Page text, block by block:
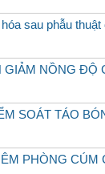
sau phẫu thuật
NỒNG ĐỘ
SOÁT TÁO
PHÒNG